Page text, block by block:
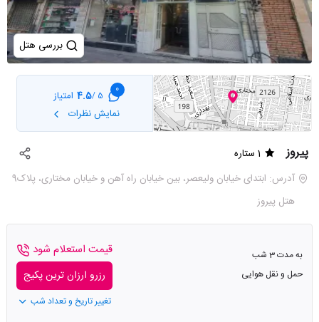
بررسی هتل
0
5 /
4.5 امتیاز
نمایش نظرات
پیروز
1 ستاره
آدرس: ابتدای خیابان ولیعصر، بین خیابان راه آهن و خیابان مختاری، پلاک9
هتل پیروز
به مدت 3 شب
حمل و نقل هوایی
قیمت استعلام شود
رزرو ارزان ترین پکیج
تغییر تاریخ و تعداد شب